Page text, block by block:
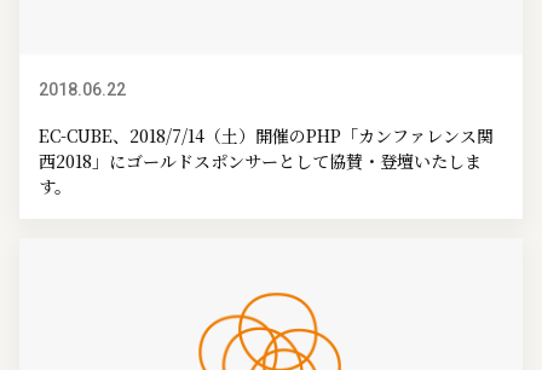
2018.06.22
EC-CUBE、2018/7/14（土）開催のPHP「カンファレンス関
西2018」にゴールドスポンサーとして協賛・登壇いたしま
す。